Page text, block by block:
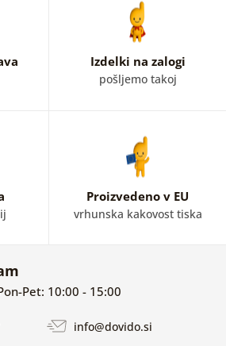
Izdelki na zalogi
pošljemo takoj
Proizvedeno v EU
vrhunska kakovost tiska
Pet: 10:00 - 15:00
info@dovido.si